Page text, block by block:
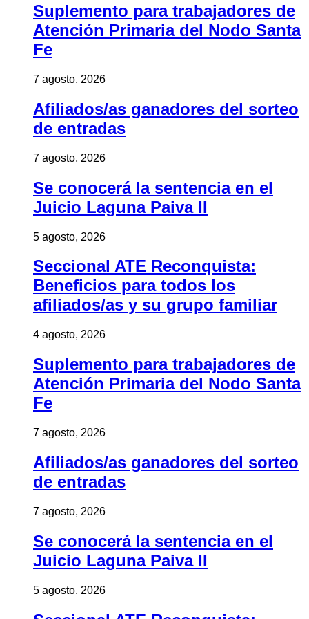
Suplemento para trabajadores de
Atención Primaria del Nodo Santa
Fe
7 agosto, 2026
Afiliados/as ganadores del sorteo
de entradas
7 agosto, 2026
Se conocerá la sentencia en el
Juicio Laguna Paiva II
5 agosto, 2026
Seccional ATE Reconquista:
Beneficios para todos los
afiliados/as y su grupo familiar
4 agosto, 2026
Suplemento para trabajadores de
Atención Primaria del Nodo Santa
Fe
7 agosto, 2026
Afiliados/as ganadores del sorteo
de entradas
7 agosto, 2026
Se conocerá la sentencia en el
Juicio Laguna Paiva II
5 agosto, 2026